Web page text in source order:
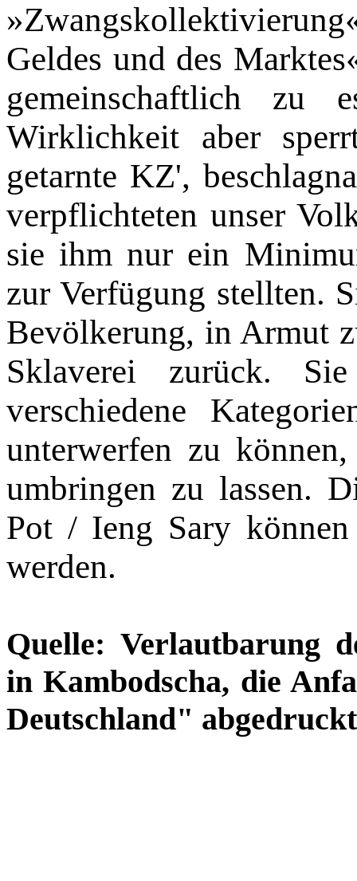
Geldes und des
gemeinschaftlich zu
Wirklichkeit aber
getarnte KZ',
verpflichteten unser
sie ihm nur ein
zur Verfü­gung stellten.
Bevölkerung, in Armut
Sklaverei zurück.
verschiedene
unterwerfen zu
umbringen zu lassen.
Pot / Ieng Sary
werden.
Quelle: Verlautbarung
in Kambodscha, die
Deutschland"